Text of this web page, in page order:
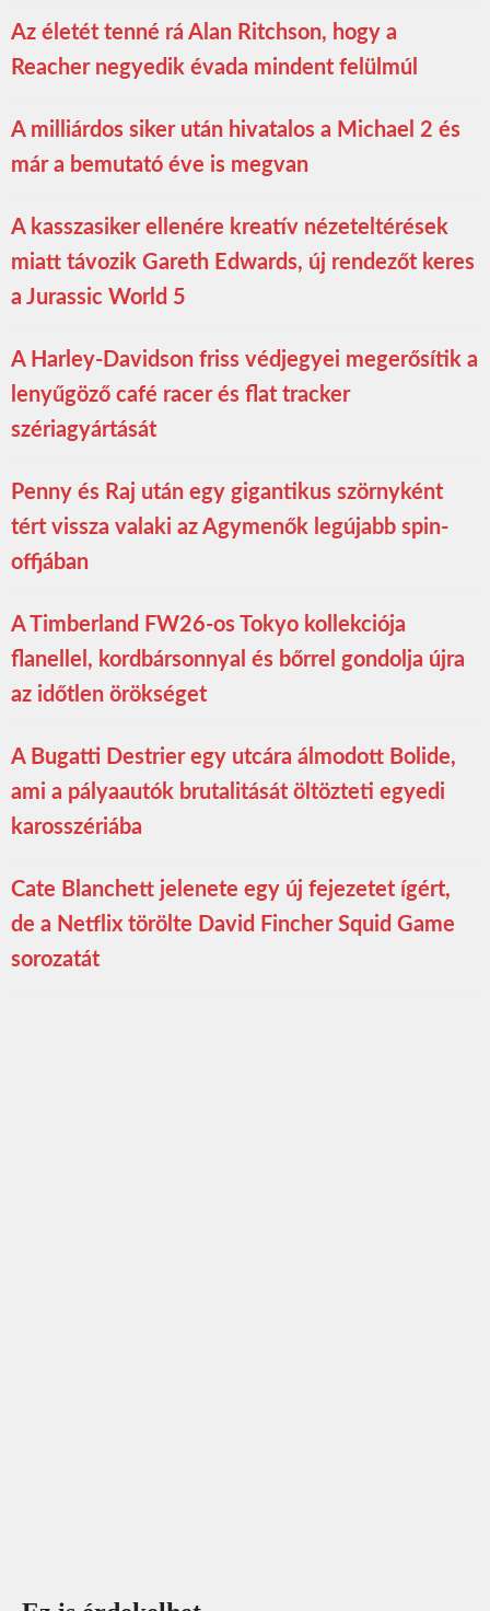
Az életét tenné rá Alan Ritchson, hogy a
Reacher negyedik évada mindent felülmúl
A milliárdos siker után hivatalos a Michael 2 és
már a bemutató éve is megvan
A kasszasiker ellenére kreatív nézeteltérések
miatt távozik Gareth Edwards, új rendezőt keres
a Jurassic World 5
A Harley-Davidson friss védjegyei megerősítik a
lenyűgöző café racer és flat tracker
szériagyártását
Penny és Raj után egy gigantikus szörnyként
tért vissza valaki az Agymenők legújabb spin-
offjában
A Timberland FW26-os Tokyo kollekciója
flanellel, kordbársonnyal és bőrrel gondolja újra
az időtlen örökséget
A Bugatti Destrier egy utcára álmodott Bolide,
ami a pályaautók brutalitását öltözteti egyedi
karosszériába
Cate Blanchett jelenete egy új fejezetet ígért,
de a Netflix törölte David Fincher Squid Game
sorozatát